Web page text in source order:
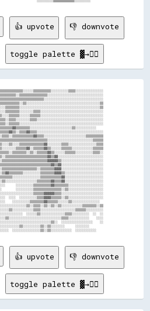
👍 upvote 👎 downvote
toggle palette ▓→✊🏽
░░░░░░░░░░▒▒▒▒▒▒▒▒▒▒▓▓▒▒▒▒▒▒▒▒░░░░░░░░░░░░░░░░░░░░
░░░░░░░░░░▒▒▒▒▒▒▒▒▒▒▒▒▒▒▒▒░░▒▒░░░░░░░░░░░░░░░░░░░░
░░░░  ░░░░░░░░░░▒▒▒▒▓▓▓▓▒▒▒▒▒▒░░▒▒░░░░░░░░░░░░░░░░░░░░
░░░░░░░░░░▒▒▒▒▒▒▒▒▓▓▒▒▒▒▒▒░░░░░░▒▒░░░░░░░░░░░░░░░░
░░░░░░▒▒░░░░░░░░░░░░░░▒▒▒▒░░░░░░░░░░  ░░  ░░
░░░░
░░░░░░░░░░░░░░░░░░    ░░
░░░░░░░░
👍 upvote 👎 downvote
toggle palette ▓→✊🏽